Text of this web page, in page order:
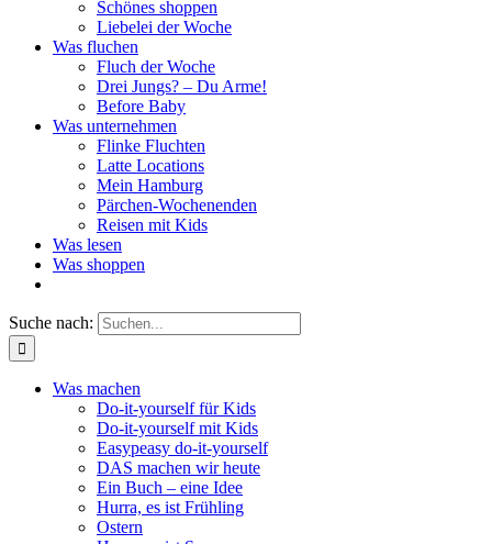
Schönes shoppen
Liebelei der Woche
Was fluchen
Fluch der Woche
Drei Jungs? – Du Arme!
Before Baby
Was unternehmen
Flinke Fluchten
Latte Locations
Mein Hamburg
Pärchen-Wochenenden
Reisen mit Kids
Was lesen
Was shoppen
Suche nach:
Was machen
Do-it-yourself für Kids
Do-it-yourself mit Kids
Easypeasy do-it-yourself
DAS machen wir heute
Ein Buch – eine Idee
Hurra, es ist Frühling
Ostern